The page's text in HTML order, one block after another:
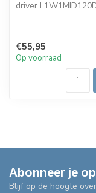
driver
€55,95
Op voorraad
Abonneer je
Blijf op de hoogte